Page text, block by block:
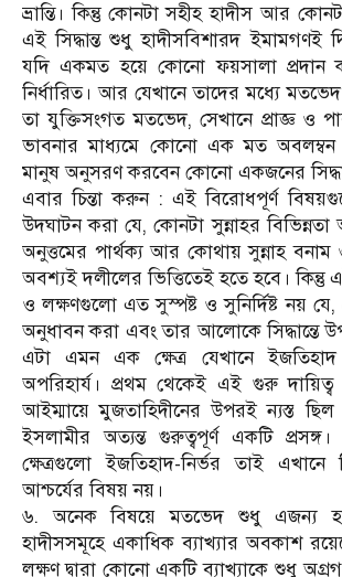
ভ্রান্তি। কিন্তু কোনটা সহীহ হাদীস আর
এই সিদ্ধান্ত শুধু হাদীসবিশারদ ইমামগণই
যদি একমত হয়ে কোনো ফয়সালা প্রদান
নির্ধারিত। আর যেখানে তাদের মধ্যে
তা যুক্তিসংগত মতভেদ, সেখানে প্রাজ্ঞ ও
ভাবনার মাধ্যমে কোনো এক মত অবলম্বন
মানুষ অনুসরণ করবেন কোনো একজনের
এবার চিন্তা করুন : এই বিরোধপূর্ণ
উদঘাটন করা যে, কোনটা সুন্নাহর
অনুত্তমের পার্থক্য আর কোথায় সুন্নাহ বনাম
অবশ্যই দলীলের ভিত্তিতেই হতে হবে।
ও লক্ষণগুলো এত সুস্পষ্ট ও সুনির্দিষ্ট নয়
অনুধাবন করা এবং তার আলোকে সিদ্ধান্তে
এটা এমন এক ক্ষেত্র যেখানে
অপরিহার্য। প্রথম থেকেই এই গুরু
আইম্মায়ে মুজতাহিদীনের উপরই ন্যস্ত
ইসলামীর অত্যন্ত গুরুত্বপূর্ণ একটি
ক্ষেত্রগুলো ইজতিহাদ-নির্ভর তাই এখানে
আশ্চর্যের বিষয় নয়।
৬. অনেক বিষয়ে মতভেদ শুধু এজন্য
হাদীসসমূহে একাধিক ব্যাখ্যার অবকাশ
লক্ষণ দ্বারা কোনো একটি ব্যাখ্যাকে শুধু